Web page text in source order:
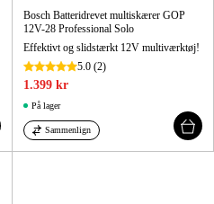
Bosch Batteridrevet multiskærer GOP
12V-28 Professional Solo
Effektivt og slidstærkt 12V multiværktøj!
5.0 (2)
1.399 kr
På lager
Sammenlign